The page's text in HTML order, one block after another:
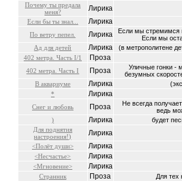
Почему ты предала
меня?
Лирика
Если бы ты знал... Лирика
По ветру пепел. Лирика
Если мы стремимся
Если мы
Ад для детей
Лирика
(в метрополитене
402 метра. Часть I/1
Проза
402 метра. Часть I Проза
Уличные гонки -
безумных
В аквариуме
Лирика
*
Лирика
Снег и любовь Проза
Не всегда
ведь
)
Лирика
будет
Для поднятия
настроения!)
Лирика
<Полёт души> Лирика
<Несчастье> Лирика
<Мгновение> Лирика
Странник Проза Для тех